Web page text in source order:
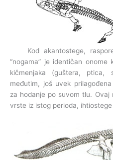
Kod akantostege,
“nogama” je identičan onome
kičmenjaka (guštera, ptica,
međutim, još uvek
za hodanje po suvom tlu. Ovaj
vrste iz istog perioda, ihtiostege